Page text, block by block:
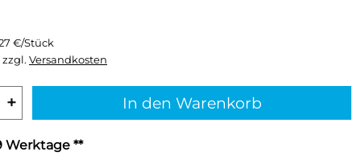
€/Stück
zzgl. Versandkosten
+ In den Warenkorb
Werktage **